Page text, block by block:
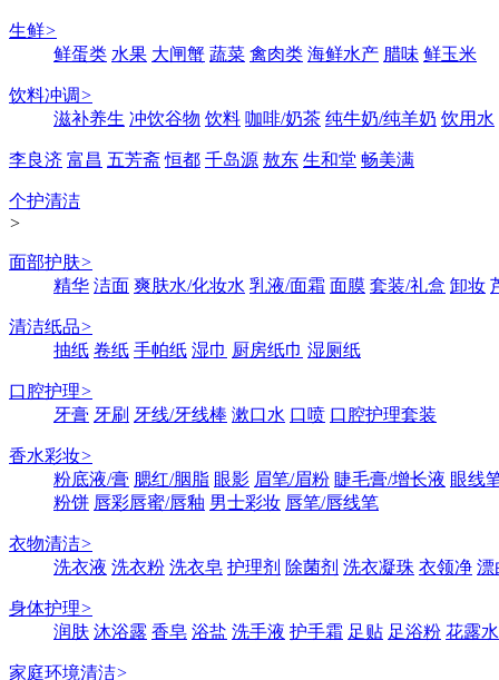
生鲜>
鲜蛋类 水果 大闸蟹 蔬菜 禽肉类 海鲜水产 腊味 鲜玉米
饮料冲调>
滋补养生 冲饮谷物 饮料 咖啡/奶茶 纯牛奶/纯羊奶 饮用水
李良济 富昌 五芳斋 恒都 千岛源 敖东 生和堂 畅美满
个护清洁
>
面部护肤>
精华 洁面 爽肤水/化妆水 乳液/面霜 面膜 套装/礼盒 卸妆
清洁纸品>
抽纸 卷纸 手帕纸 湿巾 厨房纸巾 湿厕纸
口腔护理>
牙膏 牙刷 牙线/牙线棒 漱口水 口喷 口腔护理套装
香水彩妆>
粉底液/膏 腮红/胭脂 眼影 眉笔/眉粉 睫毛膏/增长液 眼线
粉饼 唇彩唇蜜/唇釉 男士彩妆 唇笔/唇线笔
衣物清洁>
洗衣液 洗衣粉 洗衣皂 护理剂 除菌剂 洗衣凝珠 衣领净 漂
身体护理>
润肤 沐浴露 香皂 浴盐 洗手液 护手霜 足贴 足浴粉 花露水
家庭环境清洁>